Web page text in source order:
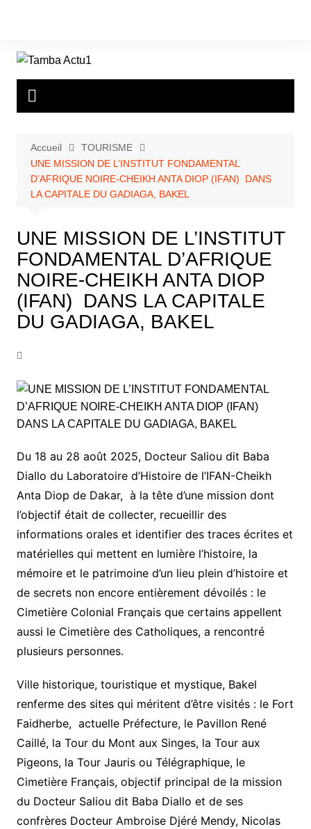
Accueil
TOURISME
UNE MISSION DE L’INSTITUT FONDAMENTAL
D’AFRIQUE NOIRE-CHEIKH ANTA DIOP (IFAN) DANS
LA CAPITALE DU GADIAGA, BAKEL
UNE MISSION DE L’INSTITUT
FONDAMENTAL D’AFRIQUE
NOIRE-CHEIKH ANTA DIOP
(IFAN) DANS LA CAPITALE
DU GADIAGA, BAKEL
Du 18 au 28 août 2025, Docteur Saliou dit Baba
Diallo du Laboratoire d’Histoire de l’IFAN-Cheikh
Anta Diop de Dakar, à la tête d’une mission dont
l’objectif était de collecter, recueillir des
informations orales et identifier des traces écrites et
matérielles qui mettent en lumière l’histoire, la
mémoire et le patrimoine d’un lieu plein d’histoire et
de secrets non encore entièrement dévoilés : le
Cimetière Colonial Français que certains appellent
aussi le Cimetière des Catholiques, a rencontré
plusieurs personnes.
Ville historique, touristique et mystique, Bakel
renferme des sites qui méritent d’être visités : le Fort
Faidherbe, actuelle Préfecture, le Pavillon René
Caillé, la Tour du Mont aux Singes, la Tour aux
Pigeons, la Tour Jauris ou Télégraphique, le
Cimetière Français, objectif principal de la mission
du Docteur Saliou dit Baba Diallo et de ses
confrères Docteur Ambroise Djéré Mendy, Nicolas